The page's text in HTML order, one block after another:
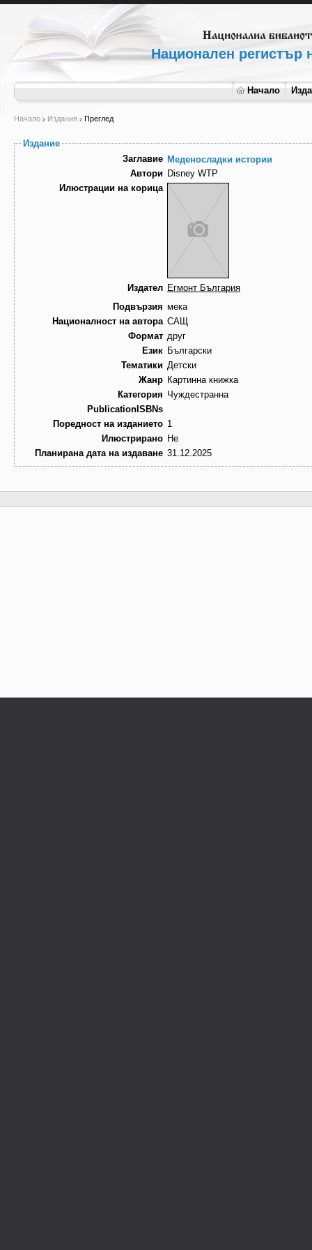
Национален регистър
Начало
Начало Издания Преглед
Издание
Заглавие Mеденосладки истории
Автори Disney WTP
Илюстрации на корица
Издател Егмонт България
Подвързия мека
Националност на автора САЩ
Формат друг
Език Български
Тематики Детски
Жанр Картинна книжка
Категория Чуждестранна
PublicationISBNs
Поредност на изданието 1
Илюстрирано Не
Планирана дата на издаване 31.12.2025